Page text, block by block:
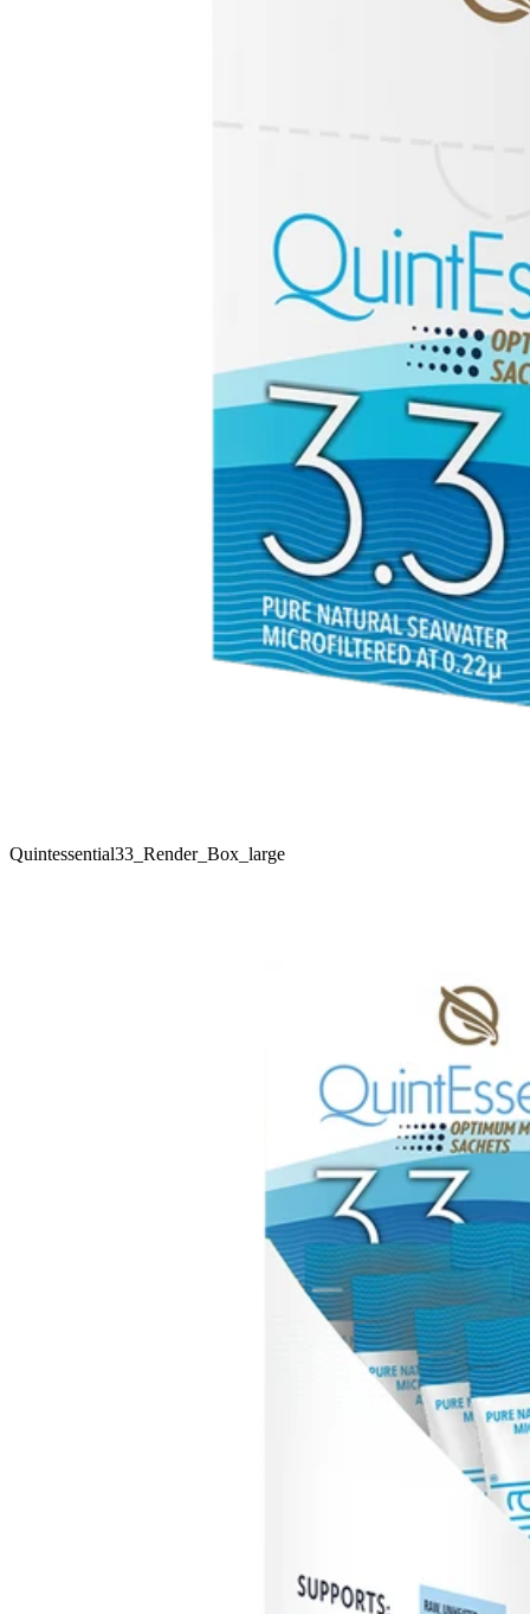
Quintessential33_Render_Box_large